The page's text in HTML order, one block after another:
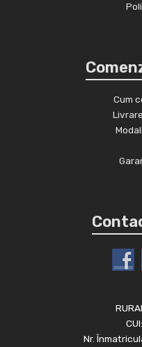
Cum
Nr.